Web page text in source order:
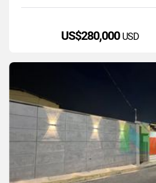
US$280,000 USD